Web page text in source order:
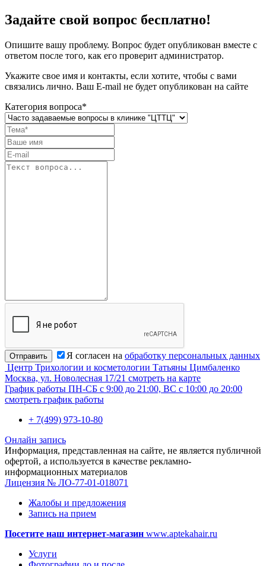
Задайте свой вопрос бесплатно!
Опишите вашу проблему. Вопрос будет опубликован вместе с
ответом после того, как его проверит администратор.
Укажите свое имя и контакты, если хотите, чтобы с вами
связались лично. Ваш E-mail не будет опубликован на сайте
Категория вопроса*
Отправить Я согласен на обработку персональных данных
Центр Трихологии и косметологии Татьяны Цимбаленко
Москва, ул. Новолесная 17/21 смотреть на карте
График работы ПН-СБ с 9:00 до 21:00, ВС с 10:00 до 20:00
смотреть график работы
+ 7(499) 973-10-80
Онлайн запись
Информация, представленная на сайте, не является публичной
офертой, а используется в качестве рекламно-
информационных материалов
Лицензия № ЛО-77-01-018071
Жалобы и предложения
Запись на прием
Посетите наш интернет-магазин www.aptekahair.ru
Услуги